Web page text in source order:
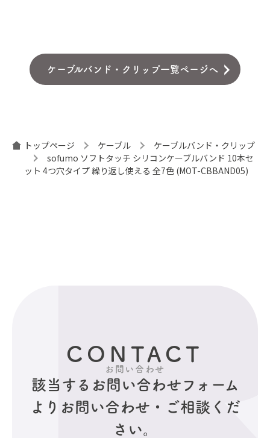
ケーブルバンド・クリップ一覧ページへ
トップページ ケーブル
ケーブルバンド・クリップ
sofumo ソフトタッチ シリコンケーブルバンド 10本セ
ット 4つ穴タイプ 繰り返し使える 全7色 (MOT-CBBAND05)
CONTACT
お問い合わせ
該当するお問い合わせフォーム
より お問い合わせ・ご相談くだ
さい。